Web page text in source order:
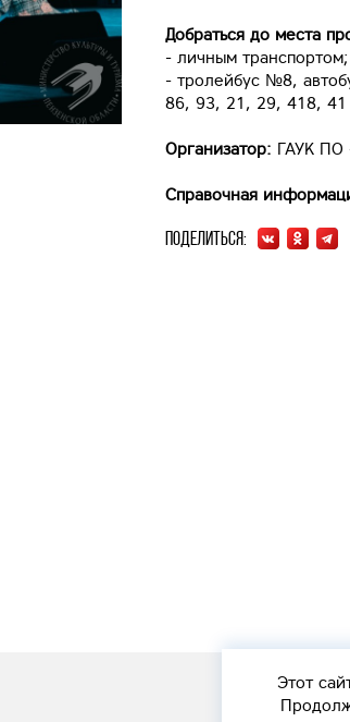
Добраться до места
- личным транспортом;
- тролейбус №8,
86, 93, 21, 29, 418, 41
Организатор: ГАУК ПО
Справочная
Поделиться:
Этот